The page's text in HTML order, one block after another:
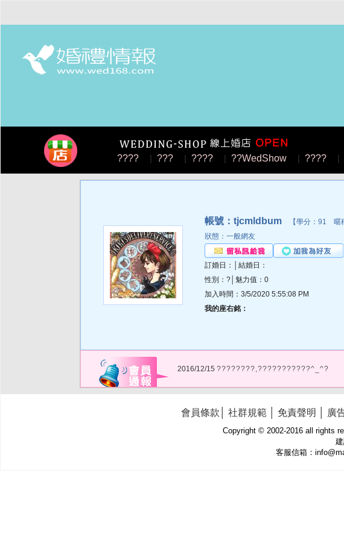
???? | ??? | ???? | ??WedShow | ???? |
帳號：tjcmldbum 【學分：91 暱
狀態：一般網友
訂婚日：│結婚日：
性別：?│魅力值：0
加入時間：3/5/2020 5:55:08 PM
我的座右銘：
2016/12/15 ????????,???????????^_^?
會員條款 社群規範 免責聲明 廣
Copyright © 2002-2016 all rights
客服信箱：